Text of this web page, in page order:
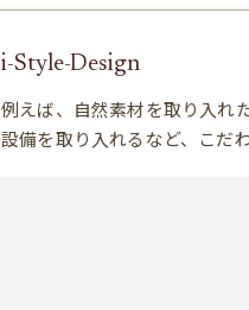
i-Style-Design
例えば、自然素材を取り入れ
設備を取り入れるなど、こだ